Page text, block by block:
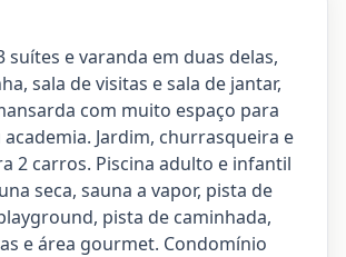
suítes e varanda em duas delas,
sala de visitas e sala de jantar,
com muito espaço para
Jardim, churrasqueira e
2 carros. Piscina adulto e infantil
seca, sauna a vapor, pista de
pista de caminhada,
e área gourmet. Condomínio